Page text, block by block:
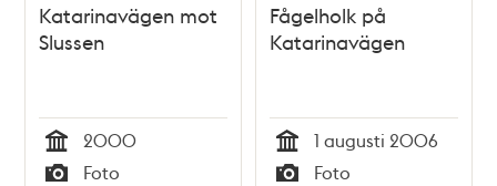
Katarinavägen mot
Slussen
Tid
2000
Foto
Fågelholk på
Katarinavägen
Tid
1 augusti 2006
Foto